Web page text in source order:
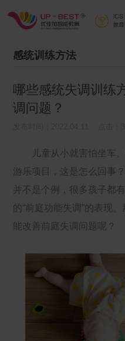
感统训练方法
哪些感统失调训练
调问题？
儿童从小就害怕坐车、
游乐项目，这是怎么回事
并不是个例，很多孩子都
的“前庭功能失调”的表现
能改善前庭失调问题呢？